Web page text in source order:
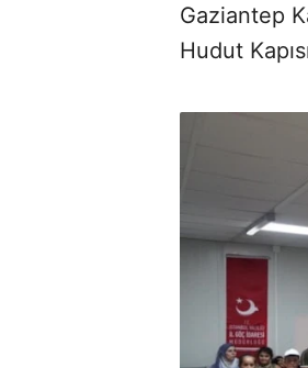
Gaziantep
Hudut